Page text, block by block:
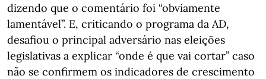
dizendo que o comentário foi “obviamente
lamentável”. E, criticando o programa da AD,
desafiou o principal adversário nas eleições
legislativas a explicar “onde é que vai cortar” caso
não se confirmem os indicadores de crescimento